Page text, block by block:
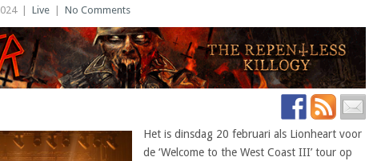
Live No Comments
Het is dinsdag 20 februari als Lionheart voor
de ‘Welcome to the West Coast III’ tour op